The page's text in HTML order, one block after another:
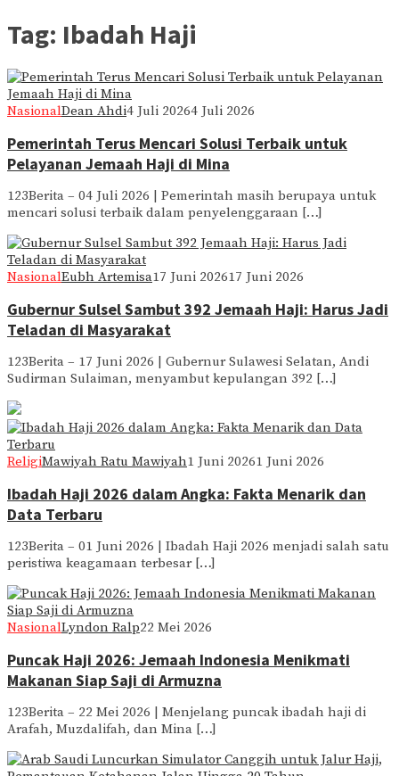
Tag: Ibadah Haji
NasionalDean Ahdi4 Juli 20264 Juli 2026
Pemerintah Terus Mencari Solusi Terbaik untuk
Pelayanan Jemaah Haji di Mina
123Berita – 04 Juli 2026 | Pemerintah masih berupaya untuk
mencari solusi terbaik dalam penyelenggaraan […]
NasionalEubh Artemisa17 Juni 202617 Juni 2026
Gubernur Sulsel Sambut 392 Jemaah Haji: Harus Jadi
Teladan di Masyarakat
123Berita – 17 Juni 2026 | Gubernur Sulawesi Selatan, Andi
Sudirman Sulaiman, menyambut kepulangan 392 […]
ReligiMawiyah Ratu Mawiyah1 Juni 20261 Juni 2026
Ibadah Haji 2026 dalam Angka: Fakta Menarik dan
Data Terbaru
123Berita – 01 Juni 2026 | Ibadah Haji 2026 menjadi salah satu
peristiwa keagamaan terbesar […]
NasionalLyndon Ralp22 Mei 2026
Puncak Haji 2026: Jemaah Indonesia Menikmati
Makanan Siap Saji di Armuzna
123Berita – 22 Mei 2026 | Menjelang puncak ibadah haji di
Arafah, Muzdalifah, dan Mina […]